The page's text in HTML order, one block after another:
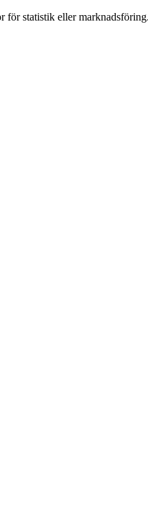
statistik eller